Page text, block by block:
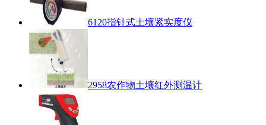
6120指针式土壤紧实度仪
2958农作物土壤红外测温计